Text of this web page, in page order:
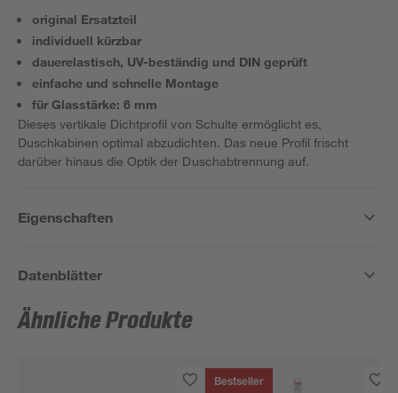
original Ersatzteil
individuell kürzbar
dauerelastisch, UV-beständig und DIN geprüft
einfache und schnelle Montage
für Glasstärke: 6 mm
Dieses vertikale Dichtprofil von Schulte ermöglicht es,
Duschkabinen optimal abzudichten. Das neue Profil frischt
darüber hinaus die Optik der Duschabtrennung auf.
Eigenschaften
Datenblätter
Ähnliche Produkte
Bestseller